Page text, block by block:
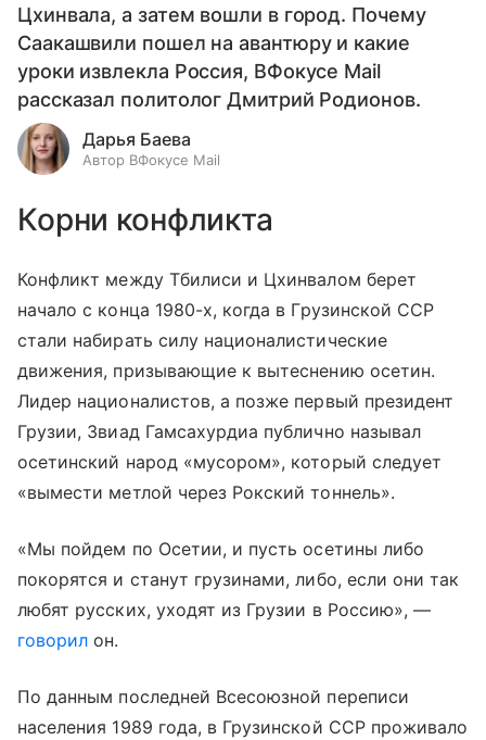
Цхинвала, а затем вошли в город. Почему
Саакашвили пошел на авантюру и какие
уроки извлекла Россия, ВФокусе Mail
рассказал политолог Дмитрий Родионов.
Дарья Баева
Автор ВФокусе Mail
Корни конфликта
Конфликт между Тбилиси и Цхинвалом берет
начало с конца 1980-х, когда в Грузинской ССР
стали набирать силу националистические
движения, призывающие к вытеснению осетин.
Лидер националистов, а позже первый президент
Грузии, Звиад Гамсахурдиа публично называл
осетинский народ «мусором», который следует
«вымести метлой через Рокский тоннель».
«Мы пойдем по Осетии, и пусть осетины либо
покорятся и станут грузинами, либо, если они так
любят русских, уходят из Грузии в Россию», —
говорил он.
По данным последней Всесоюзной переписи
населения 1989 года, в Грузинской ССР проживало